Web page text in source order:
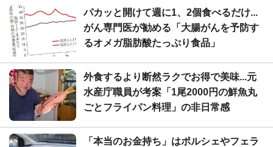
パカッと開けて週に1、2個食べるだけ...
がん専門医が勧める「大腸がんを予防す
るオメガ脂肪酸たっぷり食品」
外食するより断然ラクでお得で美味...元
水産庁職員が考案「1尾2000円の鮮魚丸
ごとフライパン料理」の非日常感
「本当のお金持ち」はポルシェやフェラ